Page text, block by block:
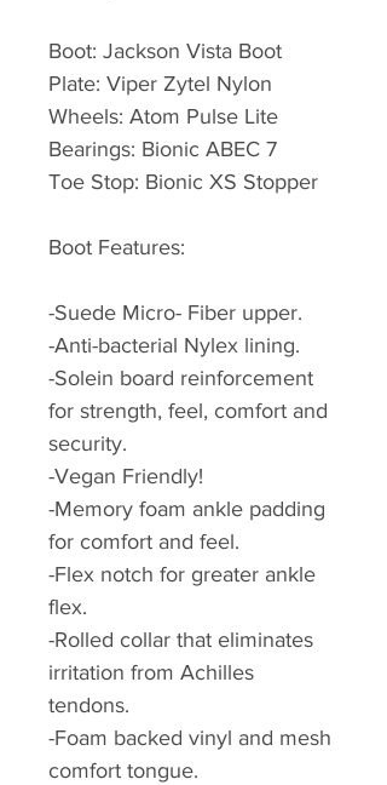
Boot: Jackson Vista Boot
Plate: Viper Zytel Nylon
Wheels: Atom Pulse Lite
Bearings: Bionic ABEC 7
Toe Stop: Bionic XS Stopper
Boot Features:
-Suede Micro- Fiber upper.
-Anti-bacterial Nylex lining.
-Solein board reinforcement
for strength, feel, comfort and
security.
-Vegan Friendly!
-Memory foam ankle padding
for comfort and feel.
-Flex notch for greater ankle
flex.
-Rolled collar that eliminates
irritation from Achilles
tendons.
-Foam backed vinyl and mesh
comfort tongue.